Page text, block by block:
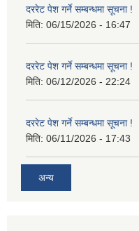
दररेट पेश गर्ने सम्बन्धमा सूचना !
मिति: 06/15/2026 - 16:47
दररेट पेश गर्ने सम्बन्धमा सूचना !
मिति: 06/12/2026 - 22:24
दररेट पेश गर्ने सम्बन्धमा सूचना !
मिति: 06/11/2026 - 17:43
अन्य